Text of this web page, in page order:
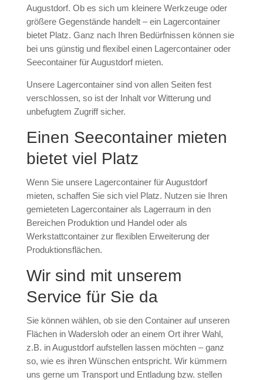
Augustdorf. Ob es sich um kleinere Werkzeuge oder
größere Gegenstände handelt – ein Lagercontainer
bietet Platz. Ganz nach Ihren Bedürfnissen können sie
bei uns günstig und flexibel einen Lagercontainer oder
Seecontainer für Augustdorf mieten.
Unsere Lagercontainer sind von allen Seiten fest
verschlossen, so ist der Inhalt vor Witterung und
unbefugtem Zugriff sicher.
Einen Seecontainer mieten
bietet viel Platz
Wenn Sie unsere Lagercontainer für Augustdorf
mieten, schaffen Sie sich viel Platz. Nutzen sie Ihren
gemieteten Lagercontainer als Lagerraum in den
Bereichen Produktion und Handel oder als
Werkstattcontainer zur flexiblen Erweiterung der
Produktionsflächen.
Wir sind mit unserem
Service für Sie da
Sie können wählen, ob sie den Container auf unseren
Flächen in Wadersloh oder an einem Ort ihrer Wahl,
z.B. in Augustdorf aufstellen lassen möchten – ganz
so, wie es ihren Wünschen entspricht. Wir kümmern
uns gerne um Transport und Entladung bzw. stellen